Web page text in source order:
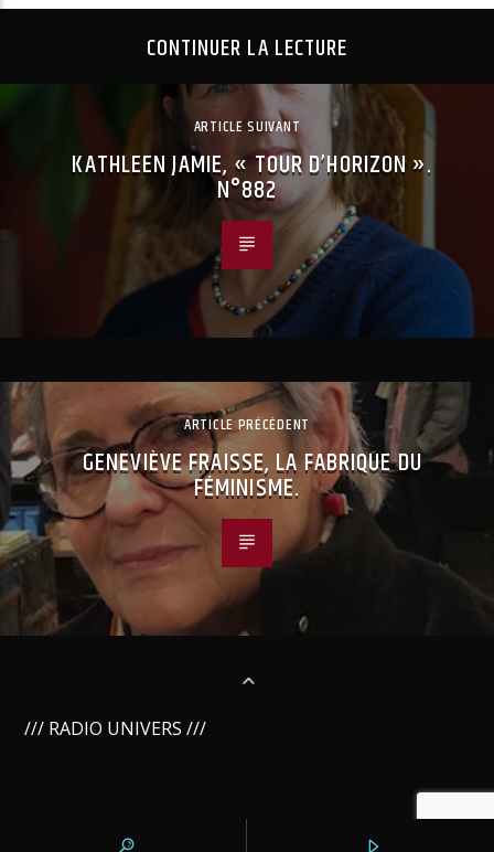
CONTINUER LA LECTURE
ARTICLE SUIVANT
KATHLEEN JAMIE, « TOUR D’HORIZON ».
N°882
ARTICLE PRÉCÉDENT
GENEVIÈVE FRAISSE, LA FABRIQUE DU
FÉMINISME.
/// RADIO UNIVERS ///